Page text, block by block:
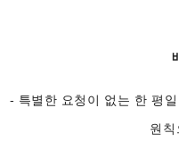
- 특별한 요청이 없는 한 평
원칙